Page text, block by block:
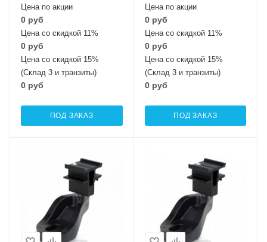
Цена по акции
0 руб
Цена со скидкой 11%
0 руб
Цена со скидкой 15%
(Склад 3 и транзиты)
0 руб
ПОД ЗАКАЗ
Цена по акции
0 руб
Цена со скидкой 11%
0 руб
Цена со скидкой 15%
(Склад 3 и транзиты)
0 руб
ПОД ЗАКАЗ